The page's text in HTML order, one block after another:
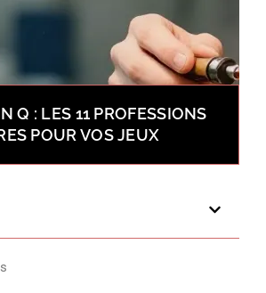
Q : LES 11 PROFESSIONS
POUR VOS JEUX